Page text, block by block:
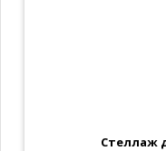
Стеллаж